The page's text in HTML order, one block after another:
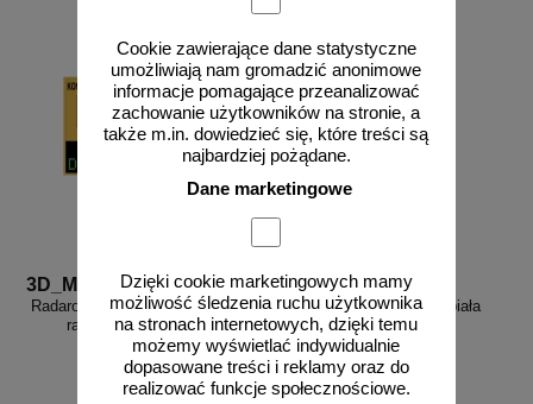
Cookie zawierające dane statystyczne
umożliwiają nam gromadzić anonimowe
informacje pomagające przeanalizować
zachowanie użytkowników na stronie, a
także m.in. dowiedzieć się, które treści są
najbardziej pożądane.
Dane marketingowe
Dzięki cookie marketingowych mamy
możliwość śledzenia ruchu użytkownika
na stronach internetowych, dzięki temu
możemy wyświetlać indywidualnie
dopasowane treści i reklamy oraz do
realizować funkcje społecznościowe.
3D_MP-DP6
Radarowy wyświetlacz prędkości,
radar drogowy MP-DP6
FR_338
Farba drogowa Kontur biała
5/7,5/15/33 kg